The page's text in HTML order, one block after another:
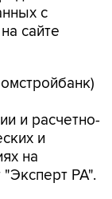
с
сайте
и расчетно-
и
на
РА".